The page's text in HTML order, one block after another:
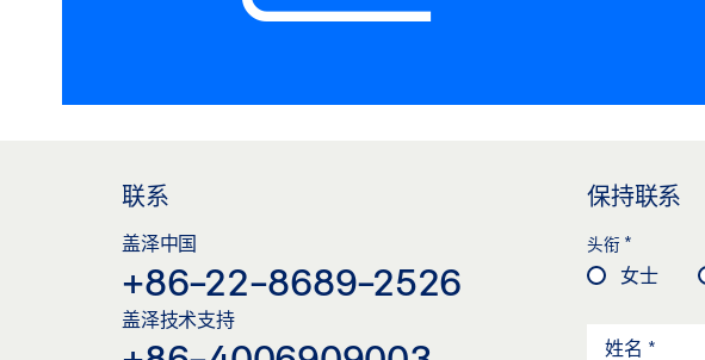
联系
盖泽中国
+86-22-8689-2526
盖泽技术支持
保持联系
头衔 *
女士